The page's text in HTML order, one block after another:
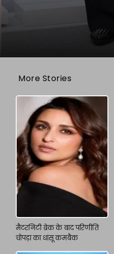
More Stories
मैटरनिटी ब्रेक के बाद परिणीति
चोपड़ा का धांसू कमबैक